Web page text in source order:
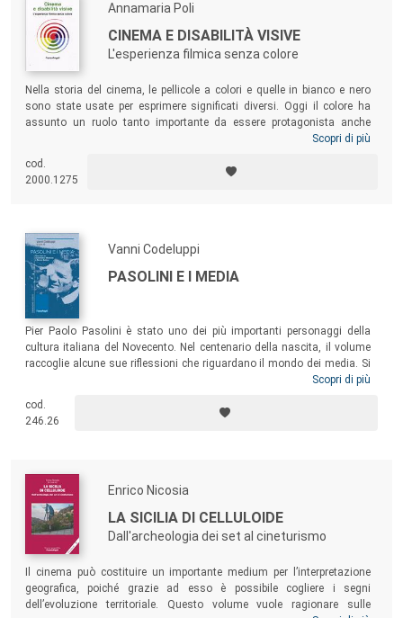
Annamaria Poli
CINEMA E DISABILITÀ VISIVE
L'esperienza filmica senza colore
Nella storia del cinema, le pellicole a colori e quelle in bianco e nero
sono state usate per esprimere significati diversi. Oggi il colore ha
assunto un ruolo tanto importante da essere protagonista anche
quando è assente. Il gioco dei contrasti, la saturazione, la quantità e
definizione del ritmo narrativo. Ma come si esprime questo racconto
nell’esperienza di chi quei colori, quella luce, quei contrasti non riesce
Scopri di più
cod.
2000.1275
Vanni Codeluppi
PASOLINI E I MEDIA
Pier Paolo Pasolini è stato uno dei più importanti personaggi della
cultura italiana del Novecento. Nel centenario della nascita, il volume
raccoglie alcune sue riflessioni che riguardano il mondo dei media. Si
tratta di riflessioni che egli ha sviluppato con notevole impegno perché
oggi per comprendere il funzionamento di due strumenti di
comunicazione estremamente importanti: il cinema e la televisione.
Scopri di più
cod.
246.26
Enrico Nicosia
LA SICILIA DI CELLULOIDE
Dall'archeologia dei set al cineturismo
Il cinema può costituire un importante medium per l’interpretazione
geografica, poiché grazie ad esso è possibile cogliere i segni
dell’evoluzione territoriale. Questo volume vuole ragionare sulle